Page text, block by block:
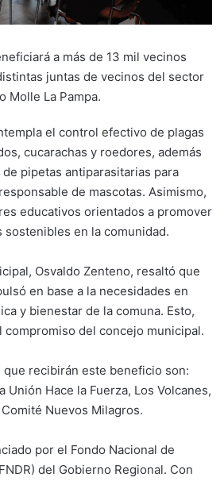
a más de 13 mil vecinos
juntas de vecinos del sector
Molle La Pampa.
el control efectivo de plagas
cucarachas y roedores, además
pipetas antiparasitarias para
de mascotas. Asimismo,
educativos orientados a promover
sostenibles en la comunidad.
Osvaldo Zenteno, resaltó que
en base a la necesidades en
y bienestar de la comuna. Esto,
compromiso del concejo municipal.
que recibirán este beneficio son:
Unión Hace la Fuerza, Los Volcanes,
Nuevos Milagros.
por el Fondo Nacional de
del Gobierno Regional. Con